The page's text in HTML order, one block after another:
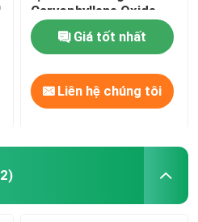
Caryophyllene Oxide
CAS 1139-30-6
Giá tốt nhất
Liên hệ chúng tôi